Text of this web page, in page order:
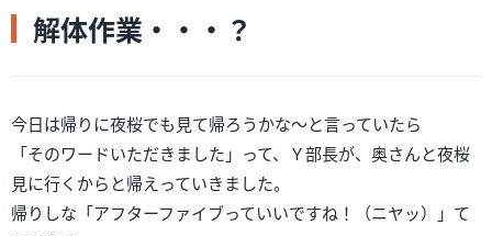
解体作業・・・？
今日は帰りに夜桜でも見て帰ろうかな～と言っていたら
「そのワードいただきました」って、Ｙ部長が、奥さんと夜桜
見に行くからと帰えっていきました。
帰りしな「アフターファイブっていいですね！（ニヤッ）」て